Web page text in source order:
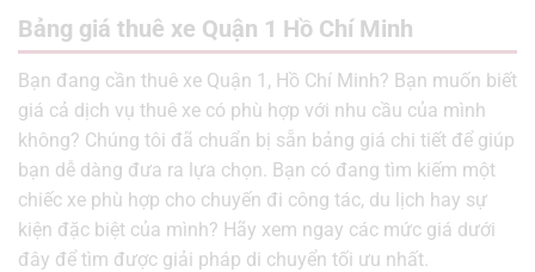
Bảng giá thuê xe Quận 1 Hồ Chí Minh
Bạn đang cần thuê xe Quận 1, Hồ Chí Minh? Bạn muốn biết
giá cả dịch vụ thuê xe có phù hợp với nhu cầu của mình
không? Chúng tôi đã chuẩn bị sẵn bảng giá chi tiết để giúp
bạn dễ dàng đưa ra lựa chọn. Bạn có đang tìm kiếm một
chiếc xe phù hợp cho chuyến đi công tác, du lịch hay sự
kiện đặc biệt của mình? Hãy xem ngay các mức giá dưới
đây để tìm được giải pháp di chuyển tối ưu nhất.